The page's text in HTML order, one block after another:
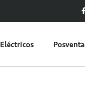
Eléctricos Posventa